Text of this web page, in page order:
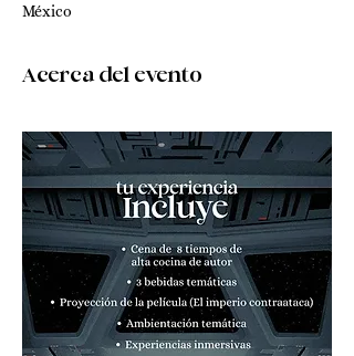
México
Acerca del evento